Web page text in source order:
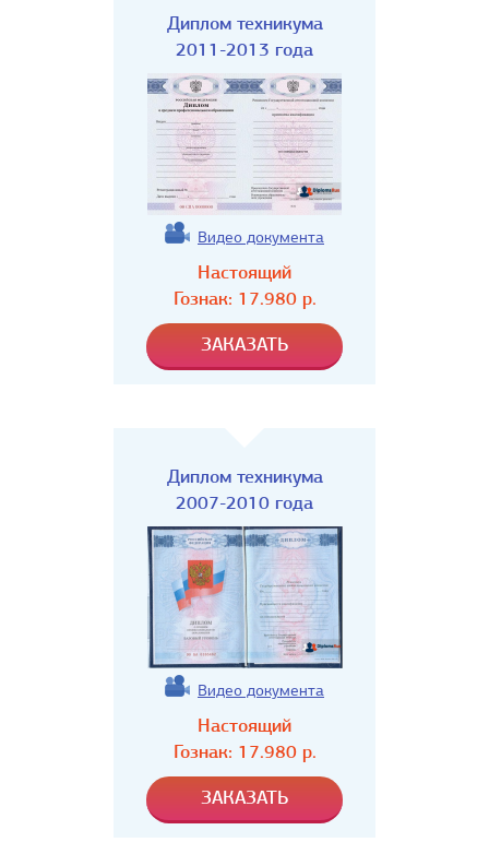
Диплом техникума
2011-2013 года
Видео документа
Настоящий
Гознак: 17.980р.
Диплом техникума
2007-2010 года
Видео документа
Настоящий
Гознак: 17.980р.